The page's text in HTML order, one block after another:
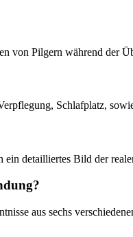
von Pilgern während der
Schlafplatz,
detailliertes Bild der
aus sechs